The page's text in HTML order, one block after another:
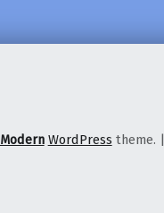
Modern WordPress theme. |